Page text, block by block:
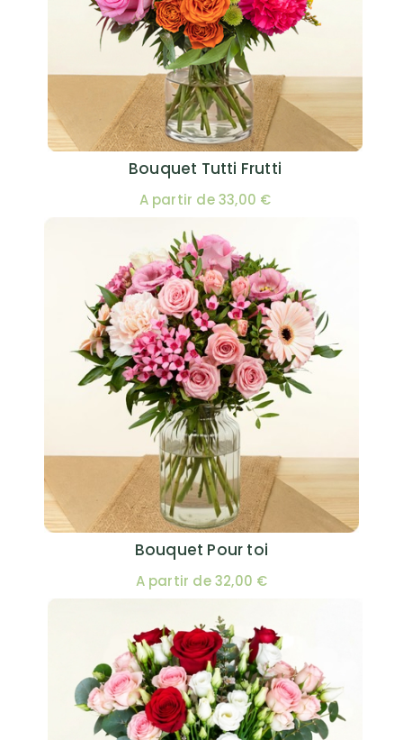
Bouquet Tutti Frutti
A partir de 33,00 €
Bouquet Pour toi
A partir de 32,00 €